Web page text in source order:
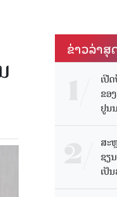
ຂ່າວ​ລ່າ​ສຸ
ເປີ
ຂອ
ຢູນ
ສະ
ຊຽ
ເປັ